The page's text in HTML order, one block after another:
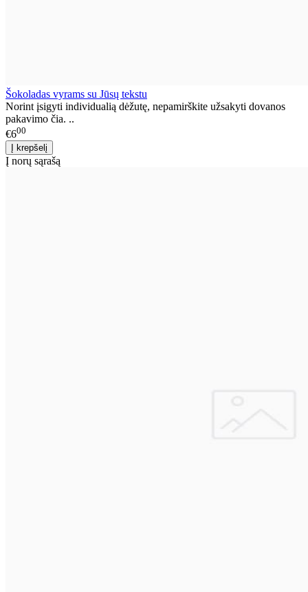
Šokoladas vyrams su Jūsų tekstu
Norint įsigyti individualią dėžutę, nepamirškite užsakyti dovanos
pakavimo čia. ..
€600
Į norų sąrašą